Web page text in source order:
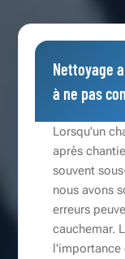
Nettoyage
à ne pas
Lorsqu'un
après
souvent
nous avons
erreurs
cauchemar.
l'importance